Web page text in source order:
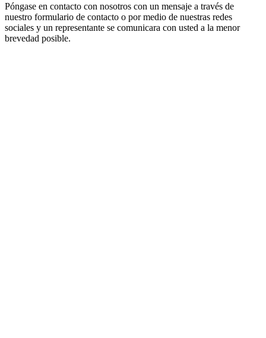
Póngase en contacto con nosotros con un mensaje a través de
nuestro formulario de contacto o por medio de nuestras redes
sociales y un representante se comunicara con usted a la menor
brevedad posible.